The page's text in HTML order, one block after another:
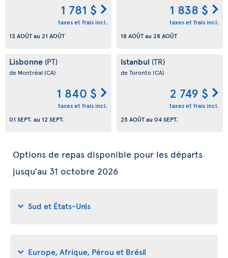
1 781 $
taxes et frais incl.
13 AOÛTau 21 AOÛT
1 838 $
taxes et frais incl.
18 AOÛTau 28 AOÛT
Lisbonne (PT)
de Montréal (CA)
1 840 $
taxes et frais incl.
01 SEPT. au 12 SEPT.
Istanbul (TR)
de Toronto(CA)
2 749 $
taxes et frais incl.
25 AOÛTau 04 SEPT.
Options de repas disponible pour les départs
jusqu’au 31 octobre 2026
Sud et États-Unis
Europe, Afrique, Pérou et Brésil